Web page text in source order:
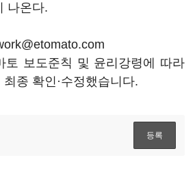
나온다.
토 보도준칙 및 윤리강령에 따라
종 확인·수정했습니다.